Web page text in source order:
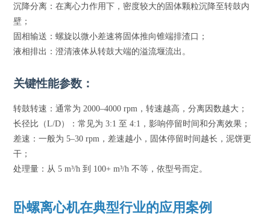
沉降分离：在离心力作用下，密度较大的固体颗粒沉降至转鼓内
壁；
固相输送：螺旋以微小差速将固体推向锥端排渣口；
液相排出：澄清液体从转鼓大端的溢流堰流出。
关键性能参数：
转鼓转速：通常为 2000–4000 rpm，转速越高，分离因数越大；
长径比（L/D）：常见为 3:1 至 4:1，影响停留时间和分离效果；
差速：一般为 5–30 rpm，差速越小，固体停留时间越长，泥饼更
干；
处理量：从 5 m³/h 到 100+ m³/h 不等，依型号而定。
卧螺离心机在典型行业的应用案例